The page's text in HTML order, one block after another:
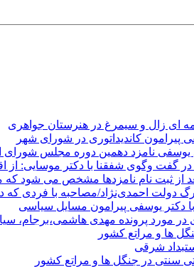
ای زال و سیمرغ در هنرستان جواهری
پیرامون کاندیداتوری در شورای شهر
یوسفی نامزد دهمین دوره مجلس
در گفت وگوی شفقنا با دکتر موسایی: از
از ثبت نام نامزدها مشخص می شود که
دولت احمدی‌نژاد/مصاحبه با فردی که
دکتر یوسفی پیرامون مسایل سیاسی
مورد پرونده مهدی هاشمی،برجام،
ها و مراتع کشور
شرقی
سنتی در جنگل ها و مراتع کشور